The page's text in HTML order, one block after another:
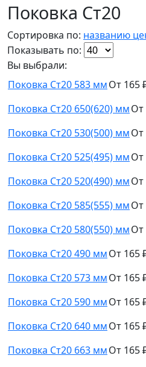
Поковка Ст20
Сортировка по: названию
Показывать по:
Вы выбрали:
Поковка Ст20 583 ммОт 165
Поковка Ст20 650(620) ммОт
Поковка Ст20 530(500) ммОт
Поковка Ст20 525(495) ммОт
Поковка Ст20 520(490) ммОт
Поковка Ст20 585(555) ммОт
Поковка Ст20 580(550) ммОт
Поковка Ст20 490 ммОт 165
Поковка Ст20 573 ммОт 165
Поковка Ст20 590 ммОт 165
Поковка Ст20 640 ммОт 165
Поковка Ст20 663 ммОт 165